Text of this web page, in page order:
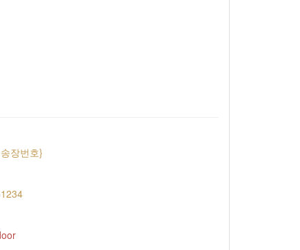
장번호}
1234